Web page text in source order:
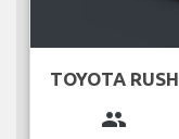
TOYOTA RUSH
group